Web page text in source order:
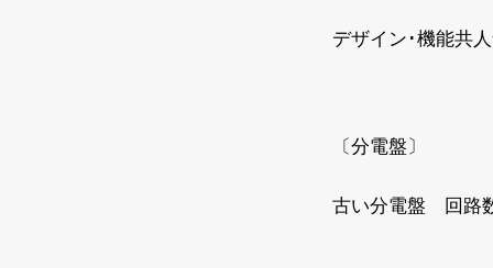
デザイン･機能共
〔分電盤〕
古い分電盤 回路